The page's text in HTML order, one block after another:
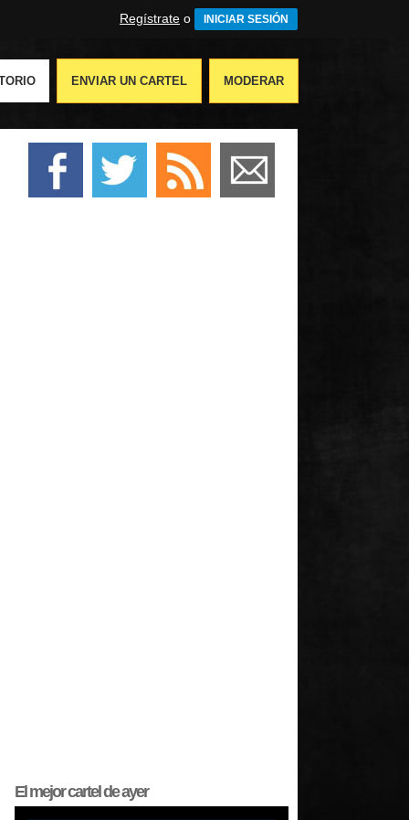
Regístrate o INICIAR SESIÓN
ENVIAR UN CARTEL MODERAR
El mejorcartel de ayer